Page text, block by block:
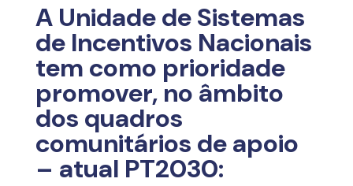
A Unidade de Sistemas
de Incentivos Nacionais
tem como prioridade
promover, no âmbito
dos quadros
comunitários de apoio
– atual PT2030: